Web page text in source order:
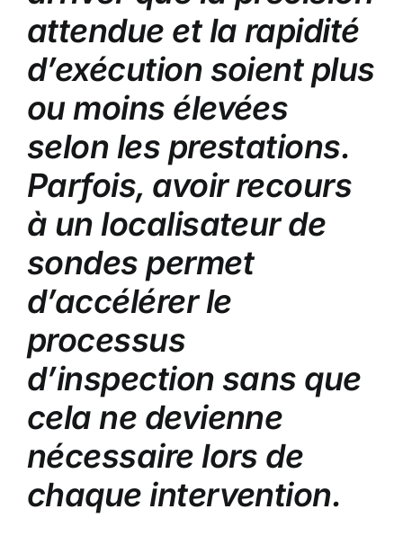
attendue et la rapidité
d’exécution soient plus
ou moins élevées
selon les prestations.
Parfois, avoir recours
à un localisateur de
sondes permet
d’accélérer le
processus
d’inspection sans que
cela ne devienne
nécessaire lors de
chaque intervention.